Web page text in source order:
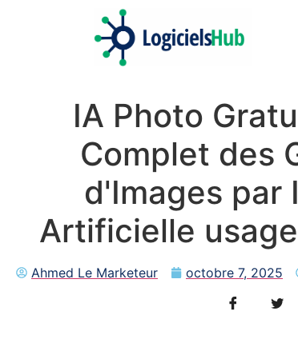
IA Photo
Complet des
d'Images par
Artificielle
Ahmed Le Marketeur octobre 7, 2025